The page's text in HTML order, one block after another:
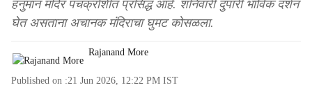
हनुमान मंदिर पंचक्रोशीत प्रसिद्ध आहे. शनिवारी दुपारी भाविक दर्शन
घेत असताना अचानक मंदिराचा घुमट कोसळला.
Rajanand More
Published on :21 Jun 2026, 12:22 PM IST